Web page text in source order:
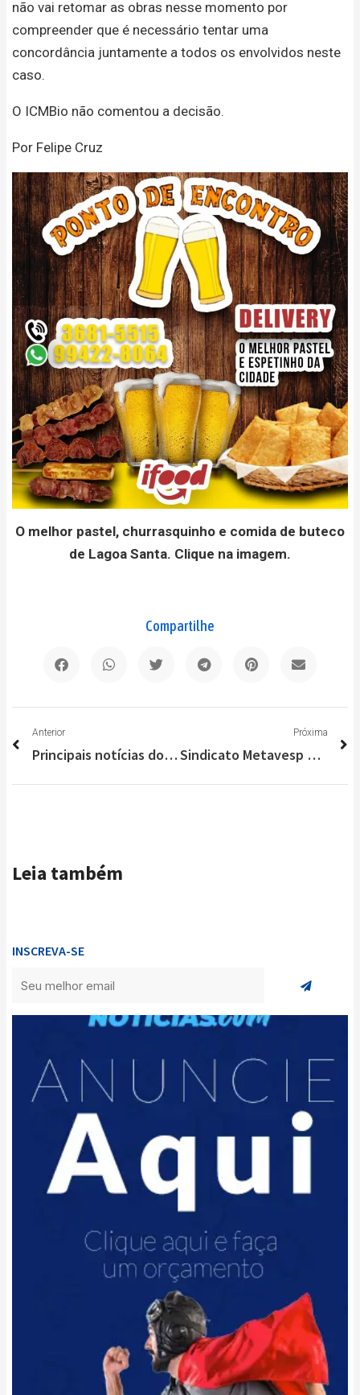
não vai retomar as obras nesse momento por
compreender que é necessário tentar uma
concordância juntamente a todos os envolvidos neste
caso.
O ICMBio não comentou a decisão.
Por Felipe Cruz
O melhor pastel, churrasquinho e comida de buteco
de Lagoa Santa. Clique na imagem.
Compartilhe
Anterior
Principais notícias do Brasil e do Mundo nesta sexta-feira (08/10)
Próxima
Sindicato Metavesp e Belgo Vespasiano assinam acordo histórico para o trabalhador
Leia também
INSCREVA-SE